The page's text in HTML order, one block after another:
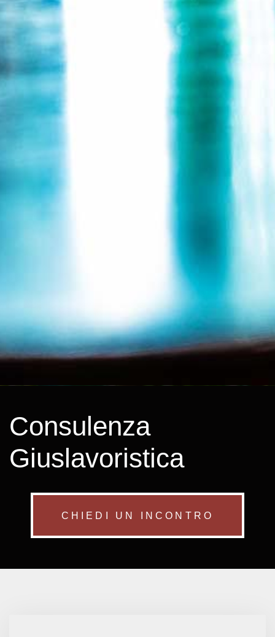
Consulenza
Giuslavoristica
CHIEDI UN INCONTRO